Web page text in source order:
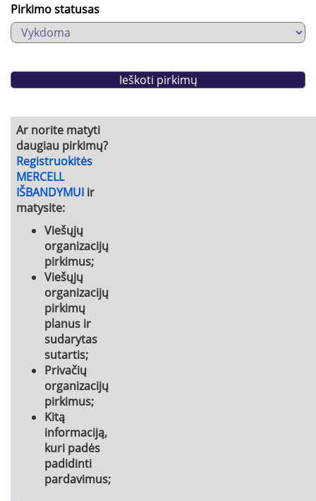
Pirkimo statusas
Ar norite matyti
daugiau pirkimų?
Registruokitės
MERCELL
IŠBANDYMUI ir
matysite:
Viešųjų
organizacijų
pirkimus;
Viešųjų
organizacijų
pirkimų
planus ir
sudarytas
sutartis;
Privačių
organizacijų
pirkimus;
Kitą
informaciją,
kuri padės
padidinti
pardavimus;